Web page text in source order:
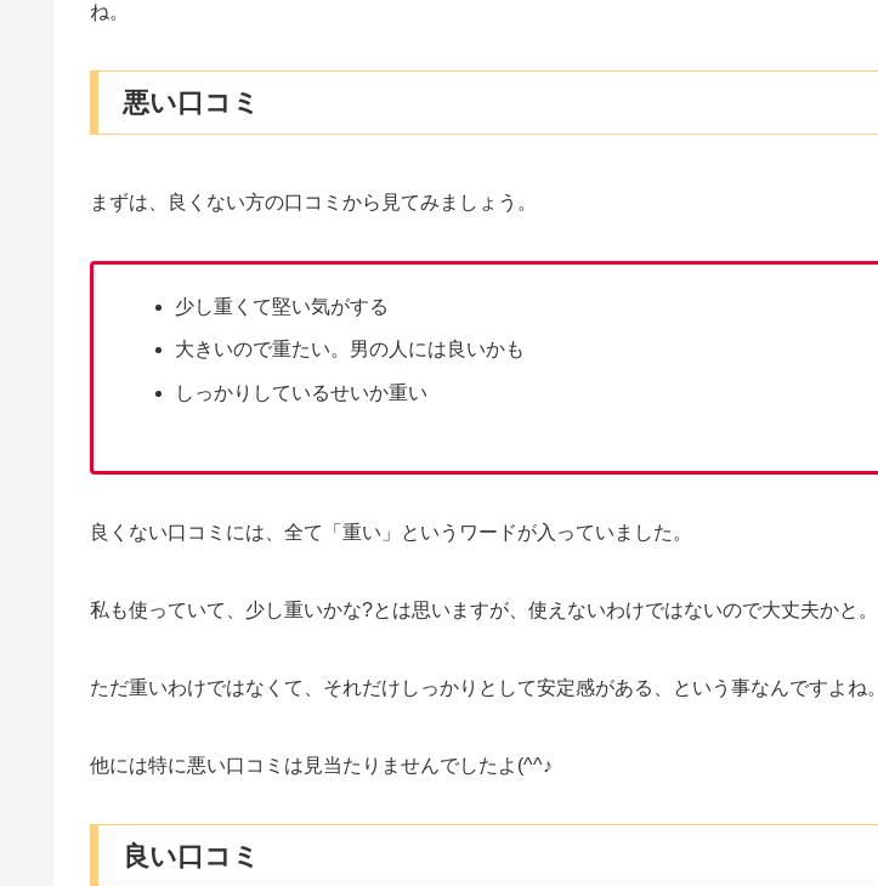
ね。
悪い口コミ
まずは、良くない方の口コミから見てみましょう。
少し重くて堅い気がする
大きいので重たい。男の人には良いかも
しっかりしているせいか重い
良くない口コミには、全て「重い」というワードが入っていました。
私も使っていて、少し重いかな?とは思いますが、使えないわけではないので大丈夫かと。
ただ重いわけではなくて、それだけしっかりとして安定感がある、という事なんですよね。
他には特に悪い口コミは見当たりませんでしたよ(^^♪
良い口コミ